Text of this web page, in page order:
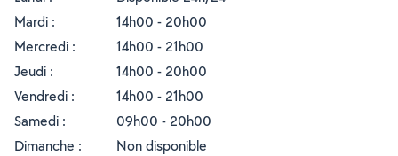
Mardi :
14h00 - 20h00
Mercredi :
14h00 - 21h00
Jeudi :
14h00 - 20h00
Vendredi :
14h00 - 21h00
Samedi :
09h00 - 20h00
Dimanche :
Non disponible